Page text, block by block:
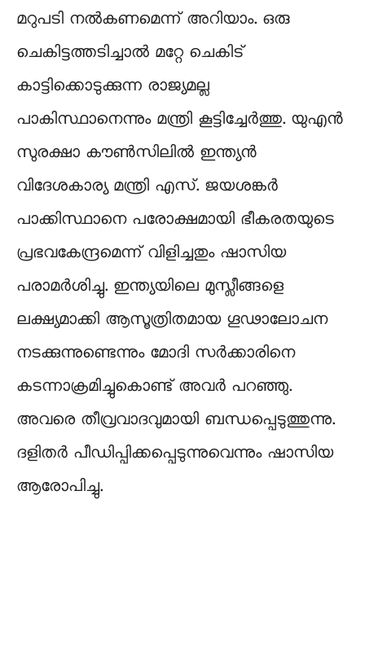
മറുപടി നല്‍കണമെന്ന് അറിയാം. ഒരു
ചെകിട്ടത്തടിച്ചാല്‍ മറ്റേ ചെകിട്
കാട്ടിക്കൊടുക്കുന്ന രാജ്യമല്ല
പാകിസ്ഥാനെന്നും മന്ത്രി കൂട്ടിച്ചേര്‍ത്തു. യുഎന്‍
സുരക്ഷാ കൗണ്‍സിലില്‍ ഇന്ത്യന്‍
വിദേശകാര്യ മന്ത്രി എസ്. ജയശങ്കര്‍
പാക്കിസ്ഥാനെ പരോക്ഷമായി ഭീകരതയുടെ
പ്രഭവകേന്ദ്രമെന്ന് വിളിച്ചതും ഷാസിയ
പരാമര്‍ശിച്ചു. ഇന്ത്യയിലെ മുസ്ലീങ്ങളെ
ലക്ഷ്യമാക്കി ആസൂത്രിതമായ ഗൂഢാലോചന
നടക്കുന്നുണ്ടെന്നും മോദി സര്‍ക്കാരിനെ
കടന്നാക്രമിച്ചുകൊണ്ട് അവര്‍ പറഞ്ഞു.
അവരെ തീവ്രവാദവുമായി ബന്ധപ്പെടുത്തുന്നു.
ദളിതര്‍ പീഡിപ്പിക്കപ്പെടുന്നുവെന്നും ഷാസിയ
ആരോപിച്ചു.